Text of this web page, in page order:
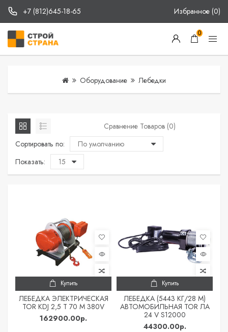
+7 (812)645-18-65 Избранное (0)
0
Оборудование Лебедки
Сравнение Товаров (0)
Сортировать по:
Показать:
Купить
ЛЕБЕДКА ЭЛЕКТРИЧЕСКАЯ
TOR KDJ 2,5 Т 70 М 380V
162900.00р.
Купить
ЛЕБЕДКА (5443 КГ/28 М)
АВТОМОБИЛЬНАЯ TOR ЛА
24 V S12000
44300.00р.